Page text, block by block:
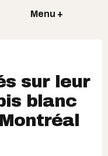
Menu +
sur leur
blanc